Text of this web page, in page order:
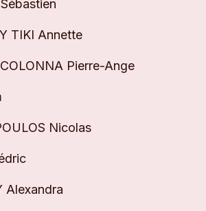
TIKI Annette
Pierre-Ange
Nicolas
Alexandra